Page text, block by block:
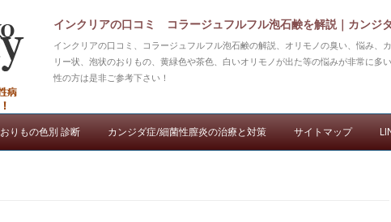
インクリアの口コミ コラージュフルフル泡石鹸を解説｜カンジ
インクリアの口コミ、コラージュフルフル泡石鹸の解説、オリモノの臭い、悩み、
リー状、泡状のおりもの、黄緑色や茶色、白いオリモノが出た等の悩みが非常に多
性の方は是非ご参考下さい！
コンテンツへ移動
おりもの色別 診断 カンジダ症/細菌性膣炎の治療と対策 サイトマップ